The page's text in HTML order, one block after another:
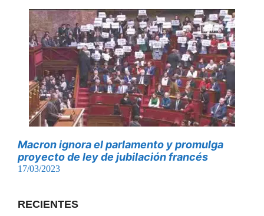
Macron ignora el parlamento y promulga
proyecto de ley de jubilación francés
17/03/2023
RECIENTES